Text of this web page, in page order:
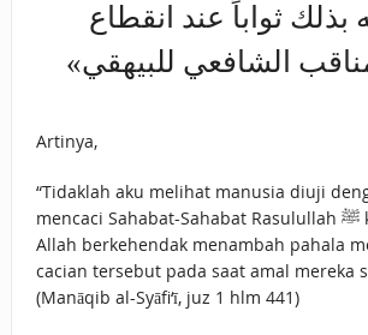
بذلك ثواباً عند انقطاع
الشافعي للبيهقي»
Artinya,
“Tidaklah aku melihat manusia diuji
mencaci Sahabat-Sahabat Rasulullah ﷺ kecuali karena
Allah berkehendak menambah pahala
cacian tersebut pada saat amal mereka
(Manāqib al-Syāfi‘ī, juz 1 hlm 441)